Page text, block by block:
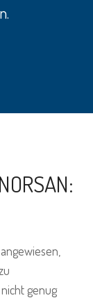
genug